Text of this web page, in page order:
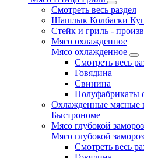
Смотреть весь раздел
Шашлык Колбаски
Стейк и гриль -
Мясо охлажденное
Мясо охлажденное
Смотреть весь
Говядина
Свинина
Полуфабрикаты
Охлажденные мясные
Быстрономе
Мясо глубокой
Мясо глубокой
Смотреть весь